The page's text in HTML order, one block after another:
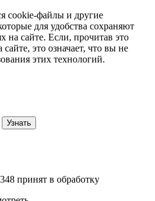
cookie-файлы и другие
для удобства сохраняют
на сайте. Если, прочитав это
это означает, что вы не
этих технологий.
принят в обработку